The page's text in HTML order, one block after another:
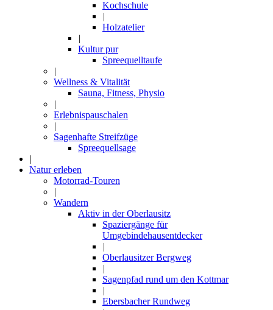
Kochschule
|
Holzatelier
|
Kultur pur
Spreequelltaufe
|
Wellness & Vitalität
Sauna, Fitness, Physio
|
Erlebnispauschalen
|
Sagenhafte Streifzüge
Spreequellsage
|
Natur erleben
Motorrad-Touren
|
Wandern
Aktiv in der Oberlausitz
Spaziergänge für
Umgebindehausentdecker
|
Oberlausitzer Bergweg
|
Sagenpfad rund um den Kottmar
|
Ebersbacher Rundweg